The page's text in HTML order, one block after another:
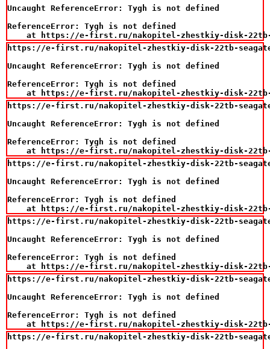
Uncaught ReferenceError: Tygh is not defined
ReferenceError: Tygh is not defined
at https://e-first.ru/nakopitel-zhestkiy-disk-
https://e-first.ru/nakopitel-zhestkiy-disk-22tb-seagate-
Uncaught ReferenceError: Tygh is not defined
ReferenceError: Tygh is not defined
at https://e-first.ru/nakopitel-zhestkiy-disk-
https://e-first.ru/nakopitel-zhestkiy-disk-22tb-seagate-
Uncaught ReferenceError: Tygh is not defined
ReferenceError: Tygh is not defined
at https://e-first.ru/nakopitel-zhestkiy-disk-
https://e-first.ru/nakopitel-zhestkiy-disk-22tb-seagate-
Uncaught ReferenceError: Tygh is not defined
ReferenceError: Tygh is not defined
at https://e-first.ru/nakopitel-zhestkiy-disk-
https://e-first.ru/nakopitel-zhestkiy-disk-22tb-seagate-
Uncaught ReferenceError: Tygh is not defined
ReferenceError: Tygh is not defined
at https://e-first.ru/nakopitel-zhestkiy-disk-
https://e-first.ru/nakopitel-zhestkiy-disk-22tb-seagate-
Uncaught ReferenceError: Tygh is not defined
ReferenceError: Tygh is not defined
at https://e-first.ru/nakopitel-zhestkiy-disk-
https://e-first.ru/nakopitel-zhestkiy-disk-22tb-seagate-